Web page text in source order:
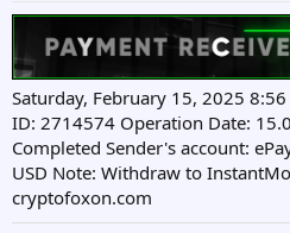
Saturday, February 15, 2025
ID: 2714574 Operation Date:
Completed Sender's account:
USD Note: Withdraw to
cryptofoxon.com